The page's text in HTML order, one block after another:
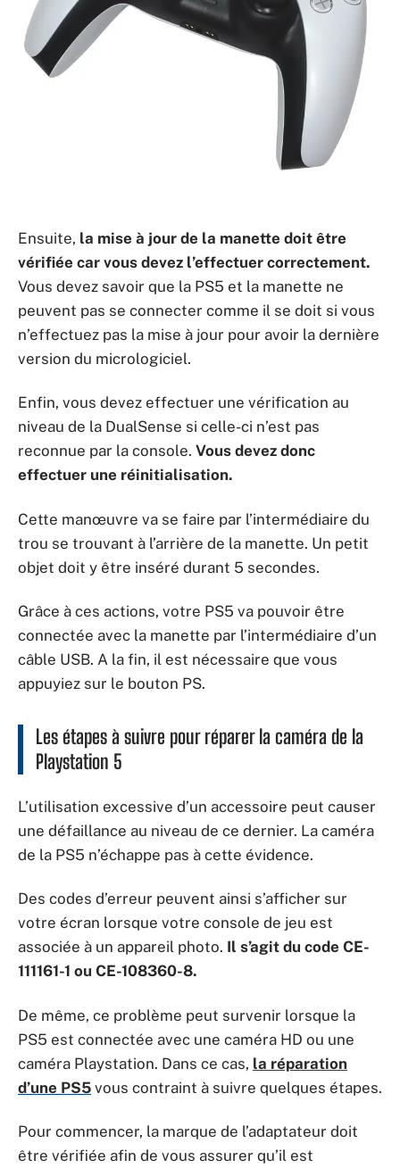
Ensuite, la mise à jour de la manette doit être
vérifiée car vous devez l’effectuer correctement.
Vous devez savoir que la PS5 et la manette ne
peuvent pas se connecter comme il se doit si vous
n’effectuez pas la mise à jour pour avoir la dernière
version du micrologiciel.
Enfin, vous devez effectuer une vérification au
niveau de la DualSense si celle-ci n’est pas
reconnue par la console. Vous devez donc
effectuer une réinitialisation.
Cette manœuvre va se faire par l’intermédiaire du
trou se trouvant à l’arrière de la manette. Un petit
objet doit y être inséré durant 5 secondes.
Grâce à ces actions, votre PS5 va pouvoir être
connectée avec la manette par l’intermédiaire d’un
câble USB. A la fin, il est nécessaire que vous
appuyiez sur le bouton PS.
Les étapes à suivre pour réparer la caméra de la
Playstation 5
L’utilisation excessive d’un accessoire peut causer
une défaillance au niveau de ce dernier. La caméra
de la PS5 n’échappe pas à cette évidence.
Des codes d’erreur peuvent ainsi s’afficher sur
votre écran lorsque votre console de jeu est
associée à un appareil photo. Il s’agit du code CE-
111161-1 ou CE-108360-8.
De même, ce problème peut survenir lorsque la
PS5 est connectée avec une caméra HD ou une
caméra Playstation. Dans ce cas, la réparation
d’une PS5 vous contraint à suivre quelques étapes.
Pour commencer, la marque de l’adaptateur doit
être vérifiée afin de vous assurer qu’il est